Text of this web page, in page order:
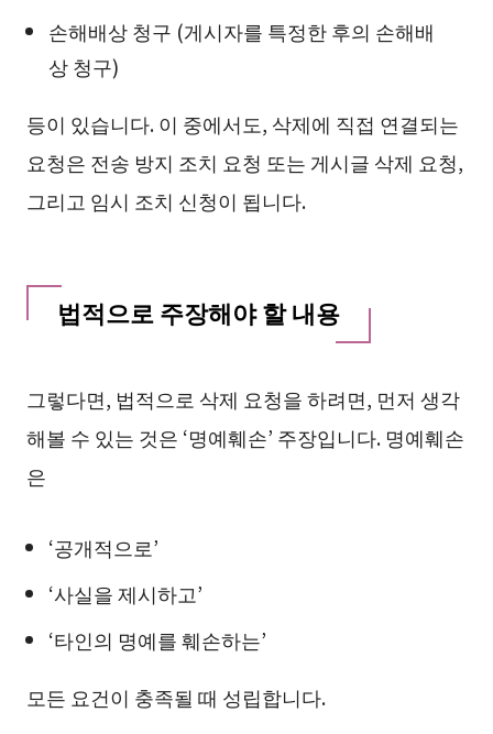
손해배상 청구 (게시자를 특정한 후의 손해배
상 청구)
등이 있습니다. 이 중에서도, 삭제에 직접 연결되는
요청은 전송 방지 조치 요청 또는 게시글 삭제 요청,
그리고 임시 조치 신청이 됩니다.
법적으로 주장해야 할 내용
그렇다면, 법적으로 삭제 요청을 하려면, 먼저 생각
해볼 수 있는 것은 ‘명예훼손’ 주장입니다. 명예훼손
은
‘공개적으로’
‘사실을 제시하고’
‘타인의 명예를 훼손하는’
모든 요건이 충족될 때 성립합니다.